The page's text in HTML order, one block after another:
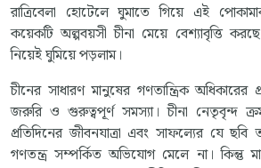
রাত্রিবেলা হোটেলে ঘুমাতে গিয়ে এই
কয়েকটি অল্পবয়সী চীনা মেয়ে বেশ্যাবৃত্তি
নিয়েই ঘুমিয়ে পড়লাম।
চীনের সাধারণ মানুষের গণতান্ত্রিক অধিকারের
জরুরি ও গুরুত্বপূর্ণ সমস্যা। চীনা নেতৃবৃন্দ
প্রতিদিনের জীবনযাত্রা এবং সাফল্যের যে ছবি
গণতন্ত্র সম্পর্কিত অভিযোগ মেলে না। কিন্তু